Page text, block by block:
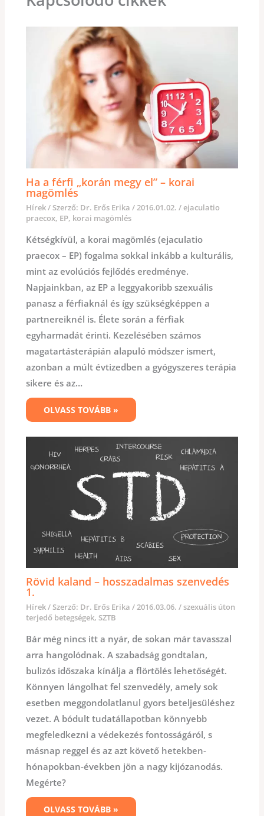
Ha a férfi „korán megy el” – korai
magömlés
Hírek/ Szerző: Dr. Erős Erika/2016.01.02./ejaculatio
praecox, EP, korai magömlés
Kétségkívül, a korai magömlés (ejaculatio
praecox – EP) fogalma sokkal inkább a kulturális,
mint az evolúciós fejlődés eredménye.
Napjainkban, az EP a leggyakoribb szexuális
panasz a férfiaknál és így szükségképpen a
partnereiknél is. Élete során a férfiak
egyharmadát érinti. Kezelésében számos
magatartásterápián alapuló módszer ismert,
azonban a múlt évtizedben a gyógyszeres terápia
sikere és az…
OLVASS TOVÁBB »
Rövid kaland – hosszadalmas szenvedés
1.
Hírek/ Szerző: Dr. Erős Erika/2016.03.06./szexuális úton
terjedő betegségek,SZTB
Bár még nincs itt a nyár, de sokan már tavasszal
arra hangolódnak. A szabadság gondtalan,
bulizós időszaka kínálja a flörtölés lehetőségét.
Könnyen lángolhat fel szenvedély, amely sok
esetben meggondolatlanul gyors beteljesüléshez
vezet. A bódult tudatállapotban könnyebb
megfeledkezni a védekezés fontosságáról, s
másnap reggel és az azt követő hetekben-
hónapokban-években jön a nagy kijózanodás.
Megérte?
OLVASS TOVÁBB »